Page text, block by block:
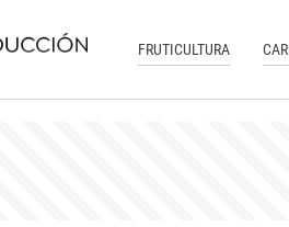
FRUTICULTURA